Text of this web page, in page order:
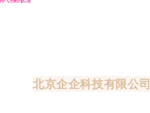
北京企企科技有限公司